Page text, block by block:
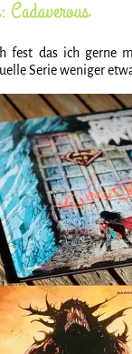
Cadaverous
fest das ich gerne
Serie weniger